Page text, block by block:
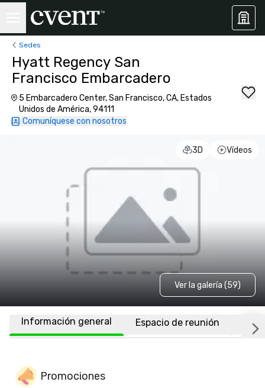
Sedes
Hyatt Regency San
Francisco Embarcadero
5 Embarcadero Center, San Francisco, CA, Estados
Unidos de América, 94111
Comuníquese con nosotros
3D Vídeos
Ver la galería (59)
Información general Espacio de reunión
Promociones